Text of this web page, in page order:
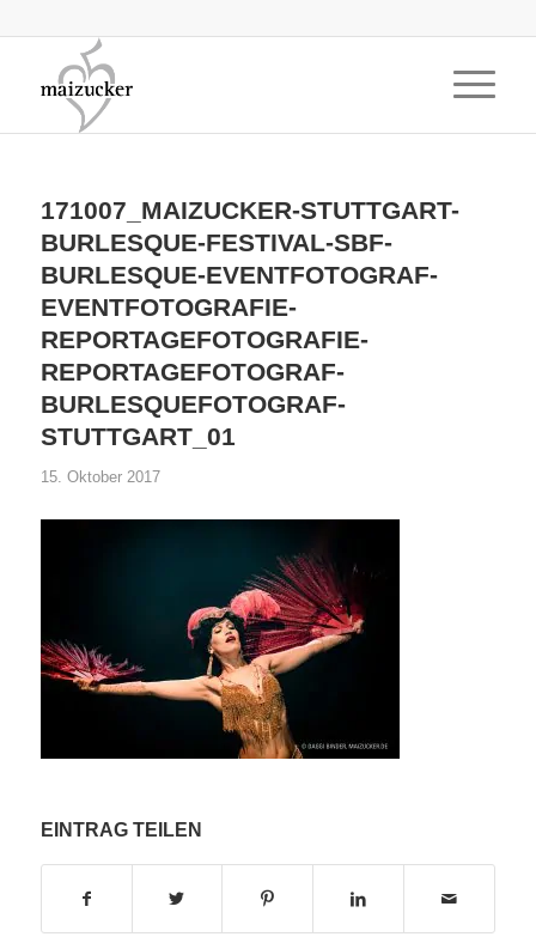
171007_MAIZUCKER-STUTTGART-
BURLESQUE-FESTIVAL-SBF-
BURLESQUE-EVENTFOTOGRAF-
EVENTFOTOGRAFIE-
REPORTAGEFOTOGRAFIE-
REPORTAGEFOTOGRAF-
BURLESQUEFOTOGRAF-
STUTTGART_01
15. Oktober 2017
EINTRAG TEILEN